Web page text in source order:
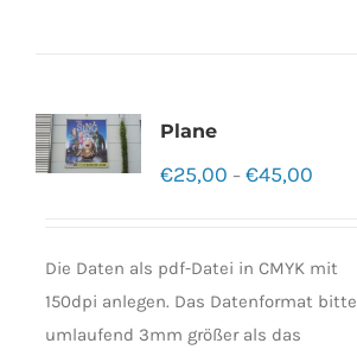
Plane
€25,00 – €45,00
Die Daten als pdf-Datei in CMYK mit
150dpi anlegen. Das Datenformat bitte
umlaufend 3mm größer als das